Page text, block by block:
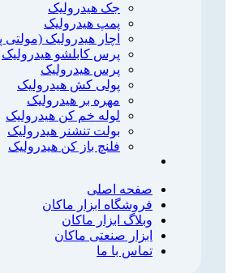
جک هیدرولیک
پمپ هیدرولیک
اچار هیدرولیک (مولتی
پرس کابلشو هیدرولیک
پرس هیدرولیک
پولی کش هیدرولیک
مهره بر هیدرولیک
لوله خم کن هیدرولیک
بولت تنشنر هیدرولیک
فلنچ باز کن هیدرولیک
صفحه اصلی
فروشگاه ابزار ماکان
وبلاگ ابزار ماکان
ابزار صنعتی ماکان
تماس با ما